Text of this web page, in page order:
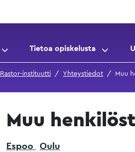
Tietoa opiskelusta
Rastor-instituutti Yhteystiedot Muu
Muu
Espoo Oulu